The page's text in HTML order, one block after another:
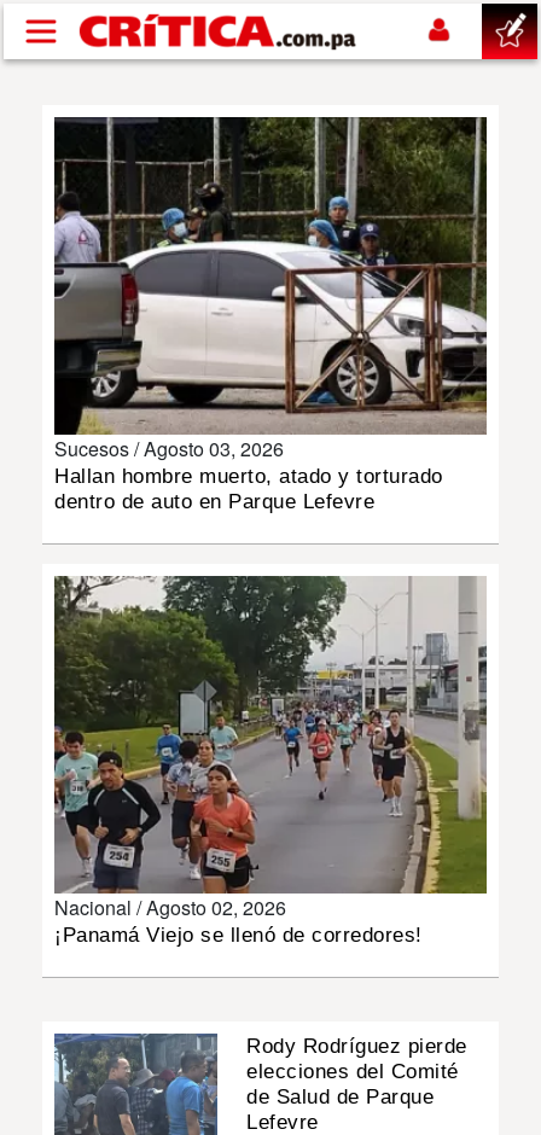
Pasar al contenido principal
SUCESOS
NACIONAL
DEPORTES
INSÓLITAS
MULTIMEDIA
IMPRESO
Sucesos /Agosto 03, 2026
Hallan hombre muerto, atado y torturado
dentro de auto en Parque Lefevre
Nacional /Agosto 02, 2026
¡Panamá Viejo se llenó de corredores!
Rody Rodríguez pierde
elecciones del Comité
de Salud de Parque
Lefevre